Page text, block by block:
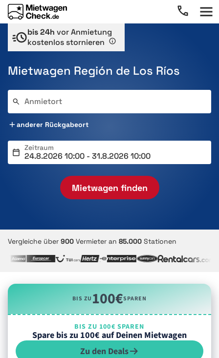
bis 24h vor Anmietung
kostenlos stornieren
Mietwagen Región de Los Ríos
Anmietort
anderer Rückgabeort
Zeitraum
Mietwagen finden
Vergleiche über 900 Vermieter an 85.000 Stationen
BIS ZU100€SPAREN
BIS ZU 100€ SPAREN
Spare bis zu 100€ auf Deinen Mietwagen
Zu den Deals